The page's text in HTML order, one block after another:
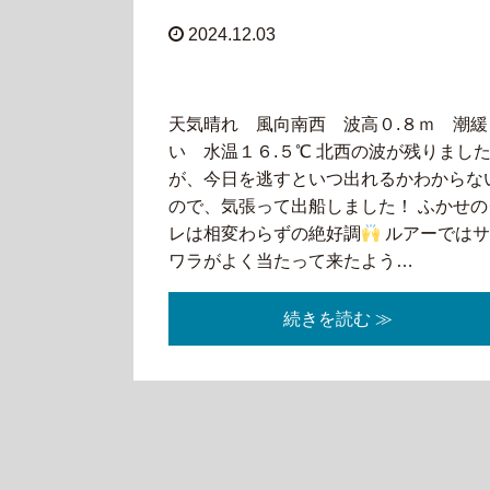
2024.12.03
天気晴れ 風向南西 波高０.８ｍ 潮緩
い 水温１６.５℃ 北西の波が残りました
が、今日を逃すといつ出れるかわからな
ので、気張って出船しました！ ふかせ
レは相変わらずの絶好調
ルアーではサ
ワラがよく当たって来たよう…
続きを読む ≫